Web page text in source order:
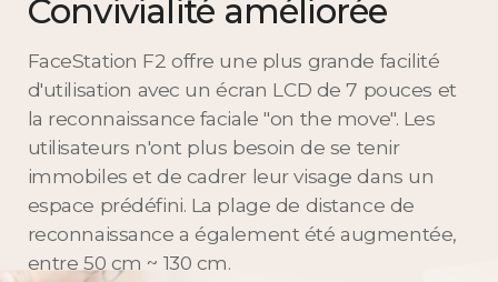
Convivialité améliorée
FaceStation F2 offre une plus grande facilité
d'utilisation avec un écran LCD de 7 pouces et
la reconnaissance faciale "on the move". Les
utilisateurs n'ont plus besoin de se tenir
immobiles et de cadrer leur visage dans un
espace prédéfini. La plage de distance de
reconnaissance a également été augmentée,
entre 50 cm ~ 130 cm.